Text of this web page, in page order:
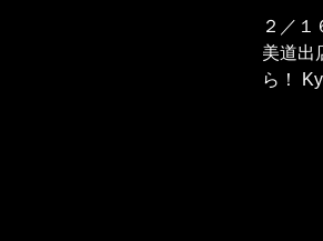
２／１
美道出